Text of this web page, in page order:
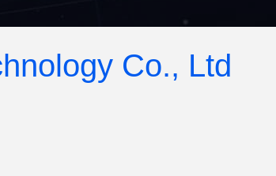
Co., Ltd